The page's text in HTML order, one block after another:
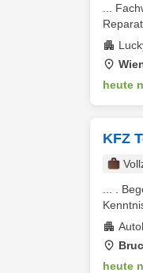
...
heute
KFZ
... .
heute